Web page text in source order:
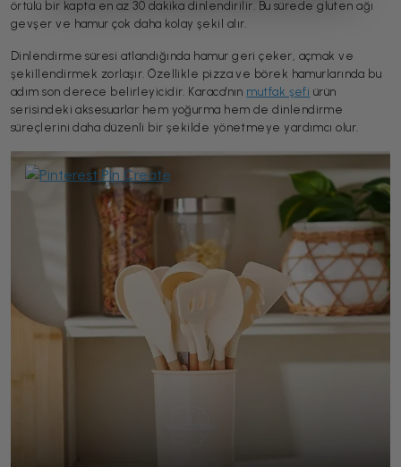
örtülü bir kapta en az 30 dakika dinlendirilir. Bu sürede gluten ağı
gevşer ve hamur çok daha kolay şekil alır.
Dinlendirme süresi atlandığında hamur geri çeker, açmak ve
şekillendirmek zorlaşır. Özellikle pizza ve börek hamurlarında bu
adım son derece belirleyicidir. Karaca'nın mutfak şefi ürün
serisindeki aksesuarlar hem yoğurma hem de dinlendirme
süreçlerini daha düzenli bir şekilde yönetmeye yardımcı olur.